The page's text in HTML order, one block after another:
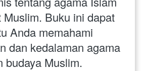
Muslim. Buku ini dapat
Anda memahami
dan kedalaman agama
budaya Muslim.